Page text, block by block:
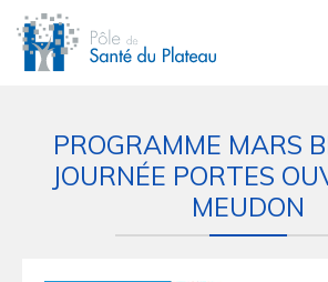
PROGRAMME MARS
JOURNÉE PORTES
MEUDON